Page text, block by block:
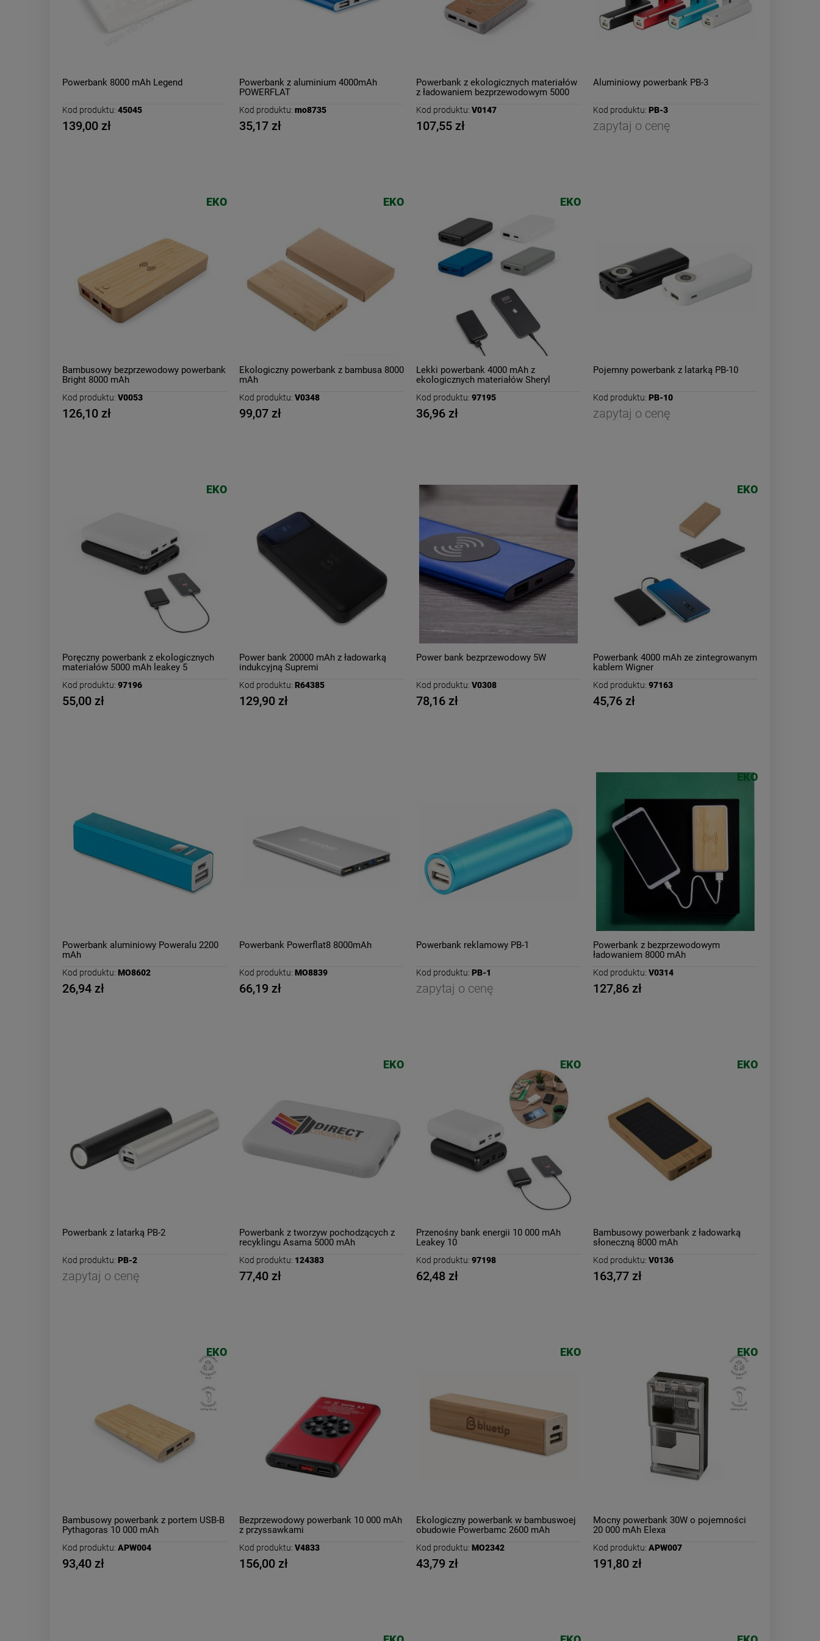
Powerbank 8000 mAh Legend
Kod produktu: 45045
139,00 zł
Powerbank z aluminium 4000mAh
POWERFLAT
Kod produktu: mo8735
35,17 zł
Powerbank z ekologicznych materiałów
z ładowaniem bezprzewodowym 5000
Kod produktu: V0147
107,55 zł
Aluminiowy powerbank PB-3
Kod produktu: PB-3
zapytaj o cenę
Bambusowy bezprzewodowy powerbank
Bright 8000 mAh
Kod produktu: V0053
126,10 zł
EKO
Ekologiczny powerbank z bambusa 8000
mAh
Kod produktu: V0348
99,07 zł
EKO
Lekki powerbank 4000 mAh z
ekologicznych materiałów Sheryl
Kod produktu: 97195
36,96 zł
EKO
Pojemny powerbank z latarką PB-10
Kod produktu: PB-10
zapytaj o cenę
Poręczny powerbank z ekologicznych
materiałów 5000 mAh leakey 5
Kod produktu: 97196
55,00 zł
EKO
Power bank 20000 mAh z ładowarką
indukcyjną Supremi
Kod produktu: R64385
129,90 zł
Power bank bezprzewodowy 5W
Kod produktu: V0308
78,16 zł
Powerbank 4000 mAh ze zintegrowanym
kablem Wigner
Kod produktu: 97163
45,76 zł
EKO
Powerbank aluminiowy Poweralu 2200
mAh
Kod produktu: MO8602
26,94 zł
Powerbank Powerflat8 8000mAh
Kod produktu: MO8839
66,19 zł
Powerbank reklamowy PB-1
Kod produktu: PB-1
zapytaj o cenę
Powerbank z bezprzewodowym
ładowaniem 8000 mAh
Kod produktu: V0314
127,86 zł
EKO
Powerbank z latarką PB-2
Kod produktu: PB-2
zapytaj o cenę
Powerbank z tworzyw pochodzących z
recyklingu Asama 5000 mAh
Kod produktu: 124383
77,40 zł
EKO
Przenośny bank energii 10 000 mAh
Leakey 10
Kod produktu: 97198
62,48 zł
EKO
Bambusowy powerbank z ładowarką
słoneczną 8000 mAh
Kod produktu: V0136
163,77 zł
EKO
Bambusowy powerbank z portem USB-B
Pythagoras 10 000 mAh
Kod produktu: APW004
93,40 zł
EKO
Bezprzewodowy powerbank 10 000 mAh
z przyssawkami
Kod produktu: V4833
156,00 zł
Ekologiczny powerbank w bambuswoej
obudowie Powerbamc 2600 mAh
Kod produktu: MO2342
43,79 zł
EKO
Mocny powerbank 30W o pojemności
20 000 mAh Elexa
Kod produktu: APW007
191,80 zł
EKO